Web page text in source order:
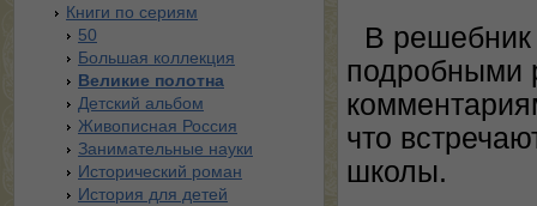
Книги по сериям
50
Большая коллекция
Великие полотна
Детский альбом
Живописная Россия
Занимательные науки
Исторический роман
История для детей
В решебник
подробными
что
школы.